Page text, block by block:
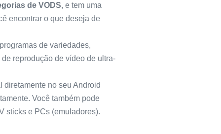
de VODS, e tem uma
encontrar o que deseja de
de variedades,
reprodução de vídeo de ultra-
no seu Android
Você também pode
sticks e PCs (emuladores).